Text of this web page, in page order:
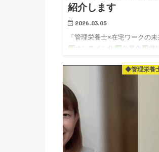
紹介します
2026.03.05
「管理栄養士×在宅ワークの
オンライン化
分業化
継
り口として A）添削…◆管理栄養